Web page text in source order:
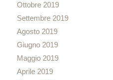
Ottobre 2019
Settembre 2019
Agosto 2019
Giugno 2019
Maggio 2019
Aprile 2019